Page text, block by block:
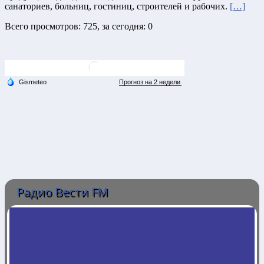
санаториев, больниц, гостиниц, строителей и рабочих. […]
Всего просмотров: 725, за сегодня: 0
Радио Вести FM